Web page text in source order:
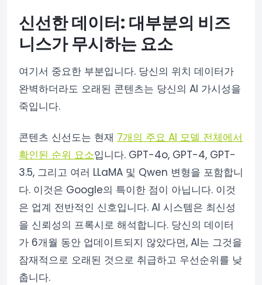
신선한 데이터: 대부분의 비즈
니스가 무시하는 요소
여기서 중요한 부분입니다. 당신의 위치 데이터가
완벽하더라도 오래된 콘텐츠는 당신의 AI 가시성을
죽입니다.
콘텐츠 신선도는 현재 7개의 주요 AI 모델 전체에서
확인된 순위 요소입니다. GPT-4o, GPT-4, GPT-
3.5, 그리고 여러 LLaMA 및 Qwen 변형을 포함합니
다. 이것은 Google의 특이한 점이 아닙니다. 이것
은 업계 전반적인 신호입니다. AI 시스템은 최신성
을 신뢰성의 프록시로 해석합니다. 당신의 데이터
가 6개월 동안 업데이트되지 않았다면, AI는 그것을
잠재적으로 오래된 것으로 취급하고 우선순위를 낮
춥니다.